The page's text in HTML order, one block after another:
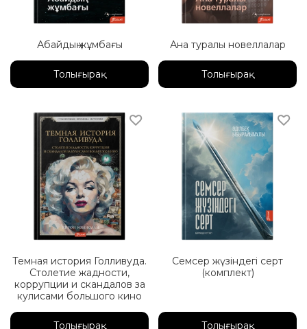
Абайдың жұмбағы
Толығырақ
Ана туралы новеллалар
Толығырақ
Темная история Голливуда.
Столетие жадности,
коррупции и скандалов за
кулисами большого кино
Толығырақ
Семсер жүзіндегі серт
(комплект)
Толығырақ